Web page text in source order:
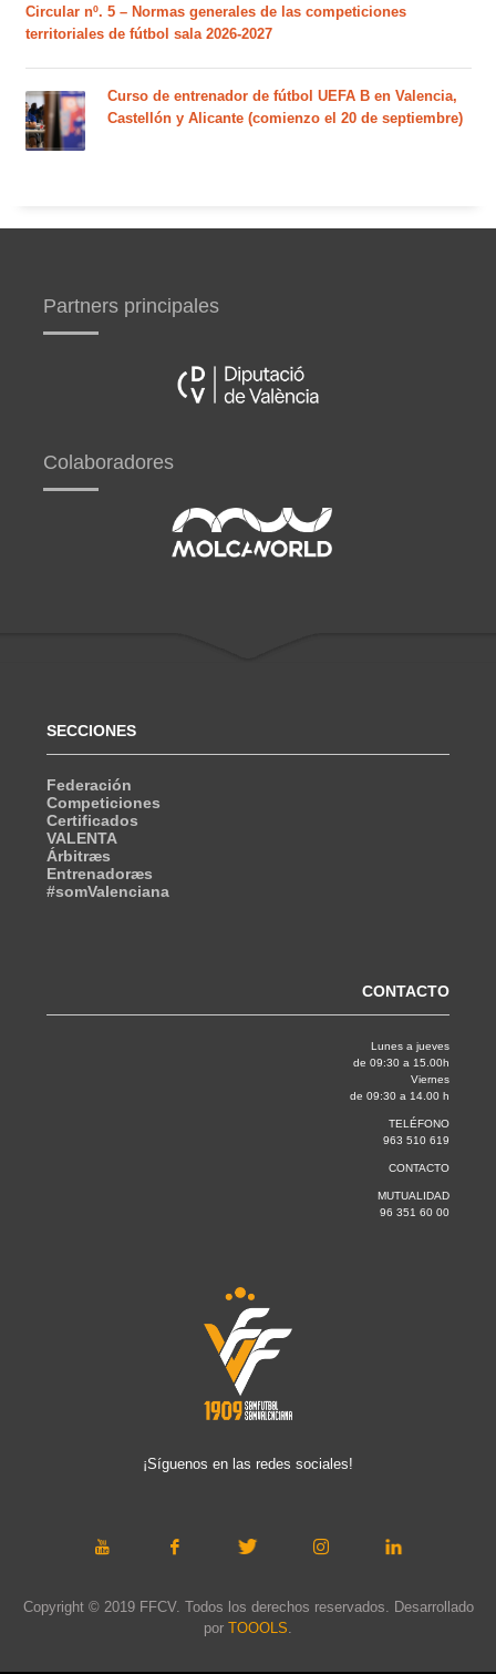
Circular nº. 5 – Normas generales de las competiciones
territoriales de fútbol sala 2026-2027
Curso de entrenador de fútbol UEFA B en Valencia,
Castellón y Alicante (comienzo el 20 de septiembre)
Partners principales
Colaboradores
SECCIONES
Federación
Competiciones
Certificados
VALENTA
Árbitræs
Entrenadoræs
#somValenciana
CONTACTO
Lunes a jueves
de 09:30 a 15.00h
Viernes
de 09:30 a 14.00 h
TELÉFONO
963 510 619
CONTACTO
MUTUALIDAD
96 351 60 00
¡Síguenos en las redes sociales!
Copyright © 2019 FFCV. Todos los derechos reservados. Desarrollado
por TOOOLS.